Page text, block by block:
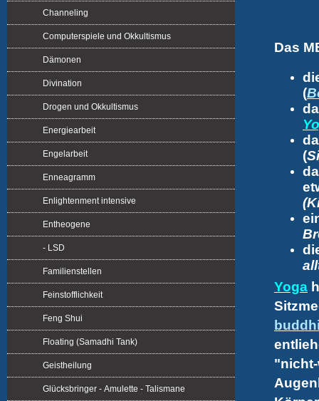
Das
(
(
Yoga
Channeling
Computerspiele und Okkultismus
Dämonen
Divination
Drogen und Okkultismus
Energiearbeit
Engelarbeit
Enneagramm
Enlightenment intensive
Entheogene
- LSD
Familienstellen
Feinstofflichkeit
Feng Shui
Floating (Samadhi Tank)
Geistheilung
Glücksbringer - Amulette - Talismane